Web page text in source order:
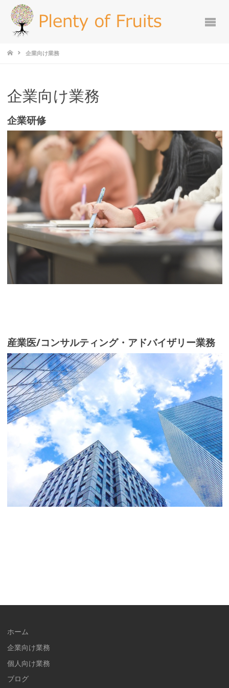
企業向け業務
企業向け業務
企業研修
産業医/コンサルティング・アドバイザリー業務
ホーム
企業向け業務
個人向け業務
ブログ